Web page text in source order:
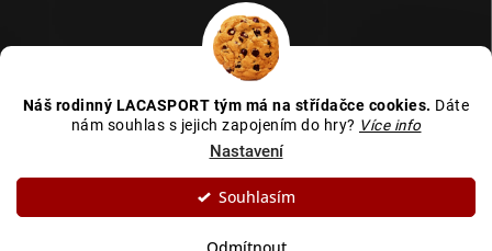
Náš rodinný LACASPORT tým má na střídačce cookies. Dáte
nám souhlas s jejich zapojením do hry? Více info
Nastavení
Souhlasím
Zboží recenze
Kamenná prodejna - MAPA
. Všechna práva vyhrazena.
cookies